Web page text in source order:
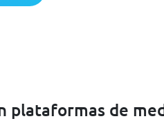
plataformas de